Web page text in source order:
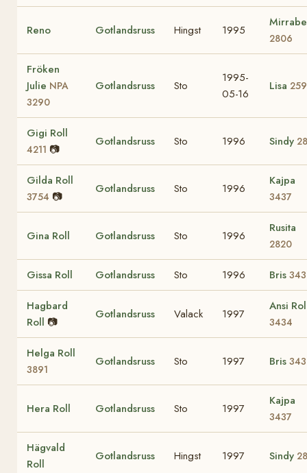
Reno Gotlandsruss Hingst 1995
2806
Fröken
Julie NPA
3290
Gotlandsruss Sto
1995-
05-16
Lisa
Gigi Roll
4211 📷
Gotlandsruss Sto 1996 Sindy
Gilda Roll
3754 📷
Gotlandsruss Sto 1996
Kajpa
3437
Gina Roll Gotlandsruss Sto 1996
Rusita
2820
Gissa Roll Gotlandsruss Sto 1996 Bris
Hagbard
Roll 📷
Gotlandsruss Valack 1997
Ansi
3434
Helga Roll
3891
Gotlandsruss Sto 1997 Bris
Hera Roll Gotlandsruss Sto 1997
Kajpa
3437
Hägvald
Roll
Gotlandsruss Hingst 1997 Sindy